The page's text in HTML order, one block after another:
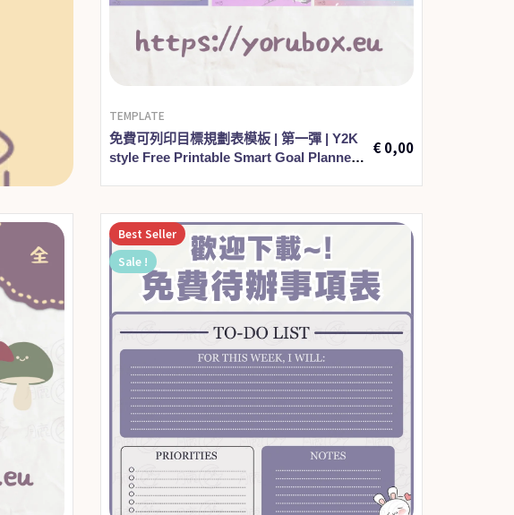
TEMPLATE
免費可列印目標規劃表模板 | 第一彈 | Y2K
style Free Printable Smart Goal Planner
€0,00
Best Seller
Sale !